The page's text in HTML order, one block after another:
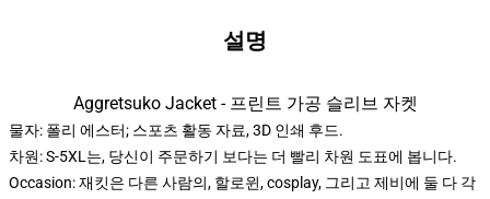
설명
Aggretsuko Jacket - 프린트 가공 슬리브 자켓
물자: 폴리 에스터; 스포츠 활동 자료, 3D 인쇄 후드.
차원: S-5XL는, 당신이 주문하기 보다는 더 빨리 차원 도표에 봅니다.
Occasion: 재킷은 다른 사람의, 할로윈, cosplay, 그리고 제비에 둘 다 각